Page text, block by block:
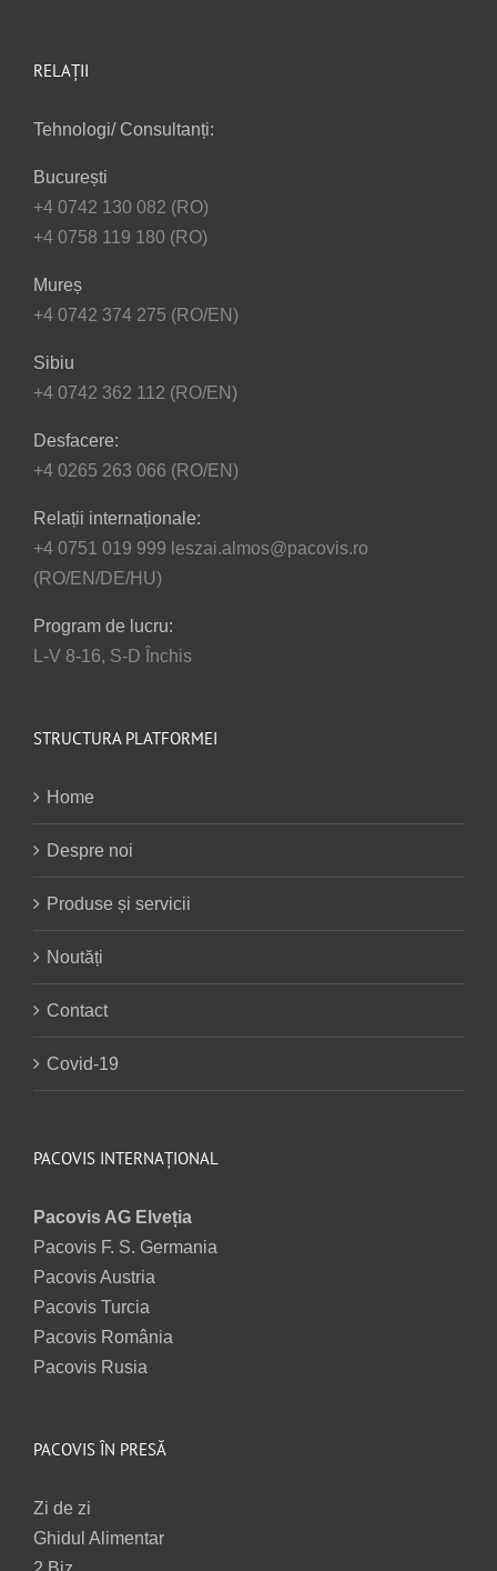
RELAȚII
Tehnologi/ Consultanți:
București
+4 0742 130 082 (RO)
+4 0758 119 180 (RO)
Mureș
+4 0742 374 275 (RO/EN)
Sibiu
+4 0742 362 112 (RO/EN)
Desfacere:
+4 0265 263 066 (RO/EN)
Relații internaționale:
+4 0751 019 999 leszai.almos@pacovis.ro
(RO/EN/DE/HU)
Program de lucru:
L-V 8-16, S-D Închis
STRUCTURA PLATFORMEI
Home
Despre noi
Produse și servicii
Noutăți
Contact
Covid-19
PACOVIS INTERNAȚIONAL
Pacovis AG Elveția
Pacovis F. S. Germania
Pacovis Austria
Pacovis Turcia
Pacovis România
Pacovis Rusia
PACOVIS ÎN PRESĂ
Zi de zi
Ghidul Alimentar